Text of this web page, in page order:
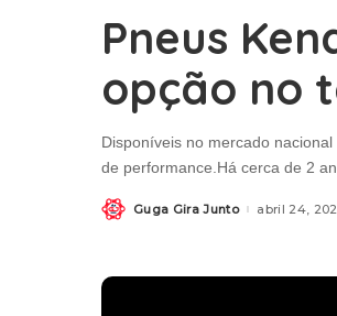
Pneus
opção no
Disponíveis no mercado
de performance.Há cerca de 2
Guga Gira Junto abril 24,